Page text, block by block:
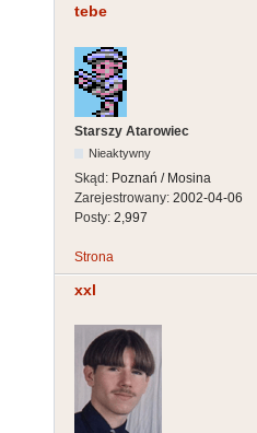
tebe
Starszy Atarowiec
Nieaktywny
Skąd: Poznań / Mosina
Zarejestrowany: 2002-04-06
Posty: 2,997
Strona
xxl